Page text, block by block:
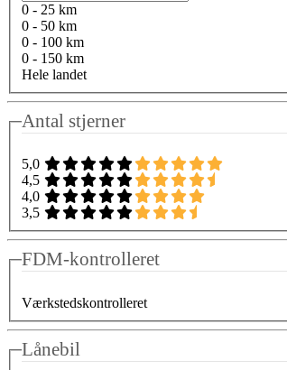
0 - 25 km
0 - 50 km
0 - 100 km
0 - 150 km
Hele landet
Antal stjerner
5,0
4,5
4,0
3,5
FDM-kontrolleret
Værkstedskontrolleret
Lånebil